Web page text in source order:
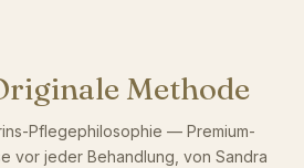
Methode
Pflegephilosophie — Premium-
vor jeder Behandlung, von Sandra